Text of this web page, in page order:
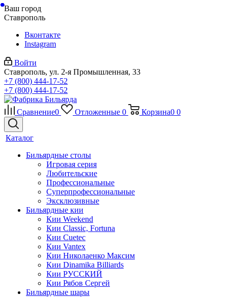
Ваш город
Ставрополь
Вконтакте
Instagram
Войти
Ставрополь, ул. 2-я Промышленная, 33
+7 (800) 444-17-52
+7 (800) 444-17-52
Сравнение0 Отложенные 0 Корзина0 0
Каталог
Бильярдные столы
Игровая серия
Любительские
Профессиональные
Суперпрофессиональные
Эксклюзивные
Бильярдные кии
Кии Weekend
Кии Classic, Fortuna
Кии Cuetec
Кии Vantex
Кии Николаенко Максим
Кии Dinamika Billiards
Кии РУССКИЙ
Кии Рябов Сергей
Бильярдные шары